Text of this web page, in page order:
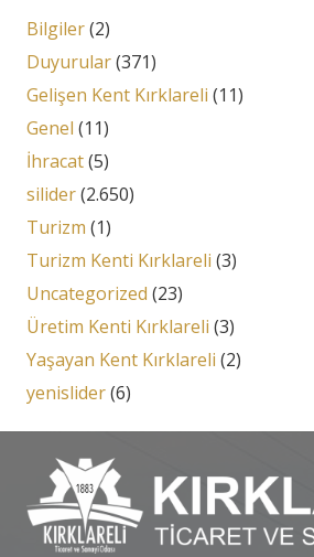
Bilgiler(2)
Duyurular(371)
Gelişen Kent Kırklareli (11)
Genel (11)
İhracat(5)
silider(2.650)
Turizm (1)
Turizm Kenti Kırklareli (3)
Uncategorized (23)
Üretim Kenti Kırklareli (3)
Yaşayan Kent Kırklareli (2)
yenislider(6)